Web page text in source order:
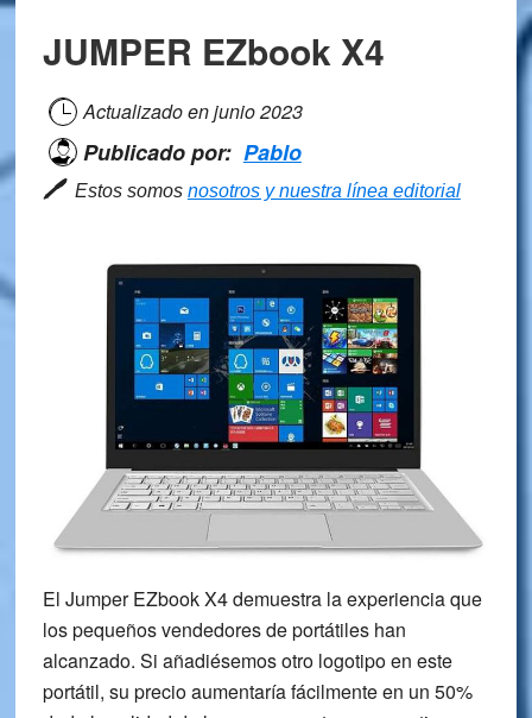
JUMPER EZbook X4
Actualizado enjunio 2023
Publicado por: Pablo
🖊 Estos somos nosotros y nuestra línea editorial
El Jumper EZbook X4 demuestra la experiencia que
los pequeños vendedores de portátiles han
alcanzado. Si añadiésemos otro logotipo en este
portátil, su precio aumentaría fácilmente en un 50%